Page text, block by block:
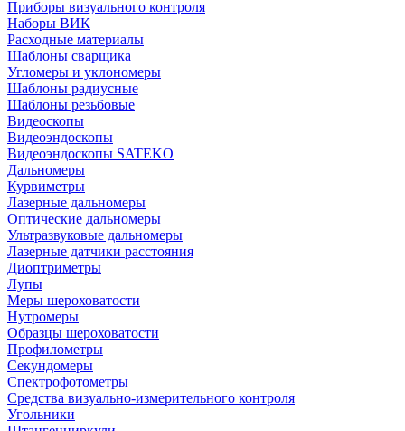
Приборы визуального контроля
Наборы ВИК
Расходные материалы
Шаблоны сварщика
Угломеры и уклономеры
Шаблоны радиусные
Шаблоны резьбовые
Видеоскопы
Видеоэндоскопы
Видеоэндоскопы SATEKO
Дальномеры
Курвиметры
Лазерные дальномеры
Оптические дальномеры
Ультразвуковые дальномеры
Лазерные датчики расстояния
Диоптриметры
Лупы
Меры шероховатости
Нутромеры
Образцы шероховатости
Профилометры
Секундомеры
Спектрофотометры
Средства визуально-измерительного контроля
Угольники